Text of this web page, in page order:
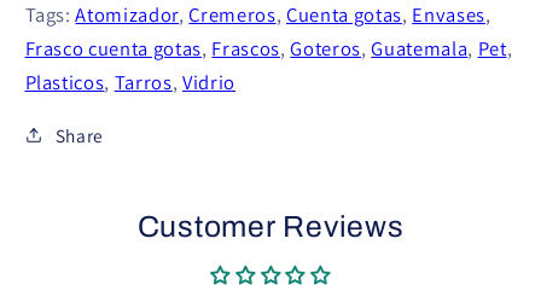
Tags:Atomizador,Cremeros,Cuenta gotas, Envases,
Frasco cuenta gotas, Frascos,Goteros,Guatemala, Pet,
Plasticos, Tarros,Vidrio
Share
Customer Reviews